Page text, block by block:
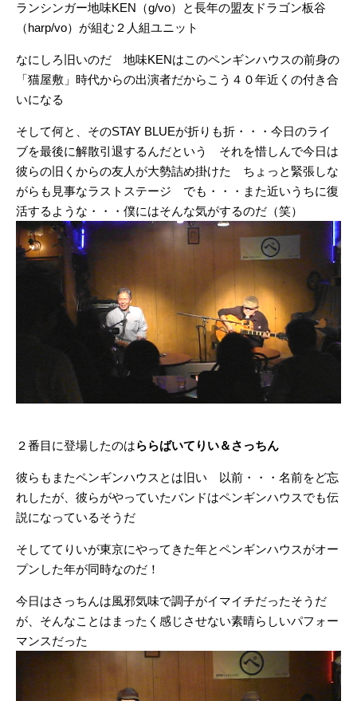
ランシンガー地味KEN（g/vo）と長年の盟友ドラゴン板谷
（harp/vo）が組む２人組ユニット
なにしろ旧いのだ 地味KENはこのペンギンハウスの前身の
「猫屋敷」時代からの出演者だからこう４０年近くの付き合
いになる
そして何と、そのSTAY BLUEが折りも折・・・今日のライ
ブを最後に解散引退するんだという それを惜しんで今日は
彼らの旧くからの友人が大勢詰め掛けた ちょっと緊張しな
がらも見事なラストステージ でも・・・また近いうちに復
活するような・・・僕にはそんな気がするのだ（笑）
２番目に登場したのはららばいてりい＆さっちん
彼らもまたペンギンハウスとは旧い 以前・・・名前をど忘
れしたが、彼らがやっていたバンドはペンギンハウスでも伝
説になっているそうだ
そしててりいが東京にやってきた年とペンギンハウスがオー
プンした年が同時なのだ！
今日はさっちんは風邪気味で調子がイマイチだったそうだ
が、そんなことはまったく感じさせない素晴らしいパフォー
マンスだった